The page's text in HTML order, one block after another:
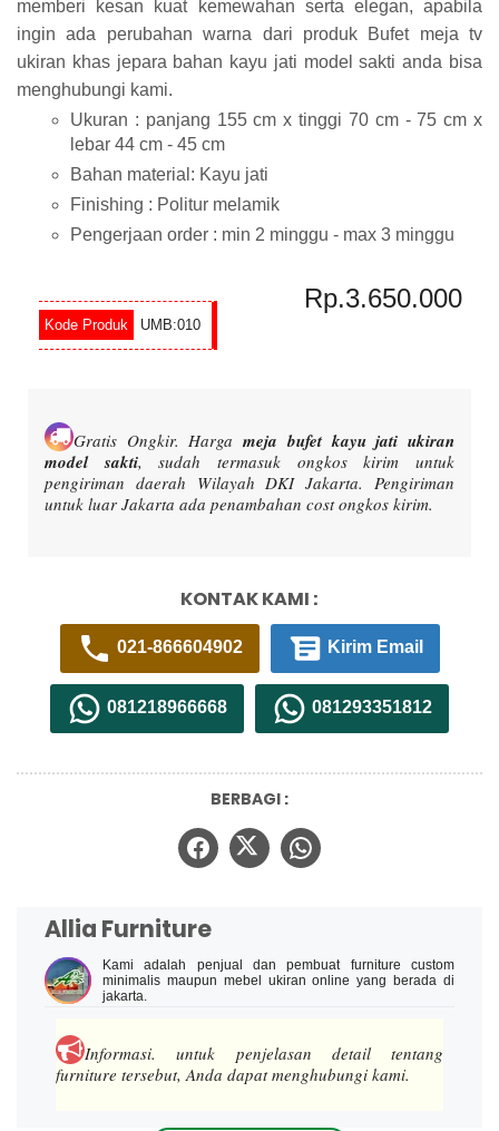
memberi kesan kuat kemewahan serta elegan, apabila
ingin ada perubahan warna dari produk Bufet meja tv
ukiran khas jepara bahan kayu jati model sakti anda bisa
menghubungi kami.
Ukuran : panjang 155 cm x tinggi 70 cm - 75 cm x
lebar 44 cm - 45 cm
Bahan material: Kayu jati
Finishing : Politur melamik
Pengerjaan order : min 2 minggu - max 3 minggu
UMB:010
Rp.3.650.000
Gratis Ongkir.Hargameja bufet kayu jati ukiran
model sakti, sudah termasuk ongkos kirim untuk
pengiriman daerah Wilayah DKI Jakarta. Pengiriman
untuk luar Jakarta ada penambahan cost ongkos kirim.
KONTAK KAMI :
021-866604902 Kirim Email
081218966668 081293351812
BERBAGI :
Allia Furniture
Kami adalah penjual dan pembuat furniture custom
minimalis maupun mebel ukiran online yang berada di
jakarta.
Informasi.untuk penjelasan detail tentang
furniture tersebut, Anda dapat menghubungi kami.